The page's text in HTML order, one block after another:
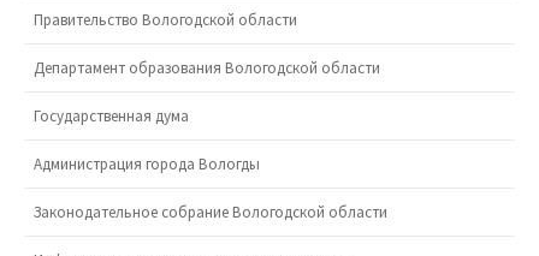
Правительство Вологодской области
Департамент образования Вологодской области
Государственная дума
Администрация города Вологды
Законодательное собрание Вологодской области